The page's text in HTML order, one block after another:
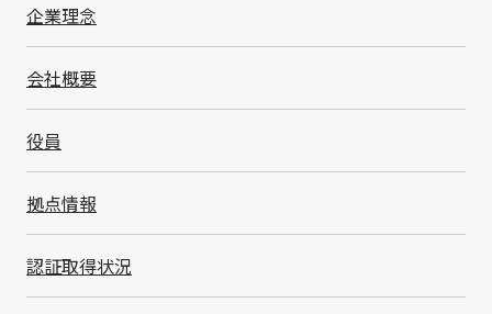
企業理念
会社概要
役員
拠点情報
認証取得状況